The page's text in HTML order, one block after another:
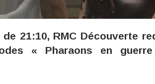
21:10, RMC Découverte
« Pharaons en